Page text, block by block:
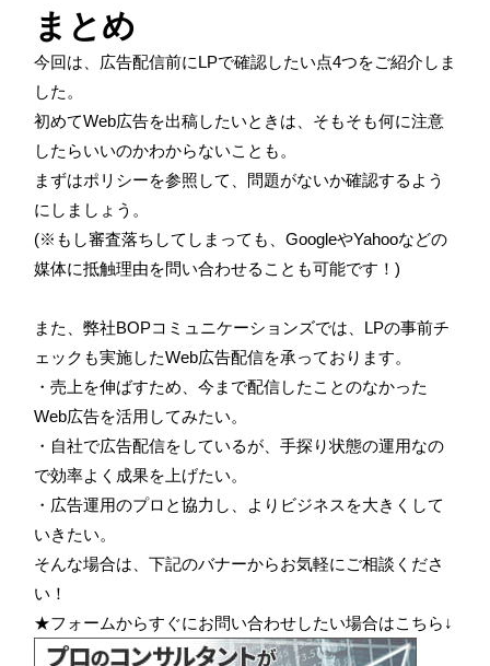
まとめ
今回は、広告配信前にLPで確認したい点4つをご紹介しま
した。
初めてWeb広告を出稿したいときは、そもそも何に注意
したらいいのかわからないことも。
まずはポリシーを参照して、問題がないか確認するよう
にしましょう。
(※もし審査落ちしてしまっても、GoogleやYahooなどの
媒体に抵触理由を問い合わせることも可能です！)
また、弊社BOPコミュニケーションズでは、LPの事前チ
ェックも実施したWeb広告配信を承っております。
・売上を伸ばすため、今まで配信したことのなかった
Web広告を活用してみたい。
・自社で広告配信をしているが、手探り状態の運用なの
で効率よく成果を上げたい。
・広告運用のプロと協力し、よりビジネスを大きくして
いきたい。
そんな場合は、下記のバナーからお気軽にご相談くださ
い！
★フォームからすぐにお問い合わせしたい場合はこちら↓